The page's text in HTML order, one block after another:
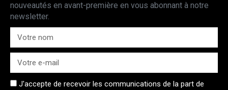
nouveautés en avant-première en vous abonnant à notre
newsletter.
J'accepte de recevoir les communications de la part de